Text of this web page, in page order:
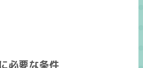
必要な条件